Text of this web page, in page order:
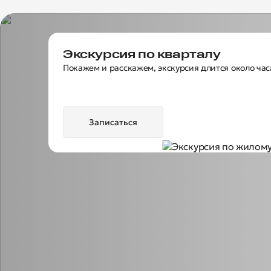
Экскурсия по кварталу
Покажем и расскажем, экскурсия длится около
Записаться